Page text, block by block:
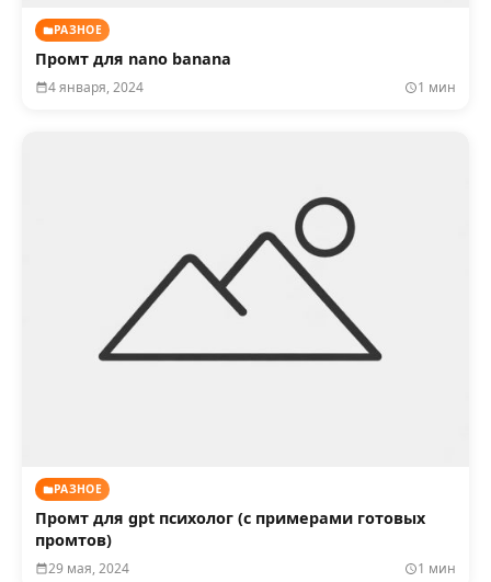
РАЗНОЕ
Промт для nano banana
4 января, 2024 1 мин
РАЗНОЕ
Промт для gpt психолог (с примерами готовых
промтов)
29 мая, 2024 1 мин